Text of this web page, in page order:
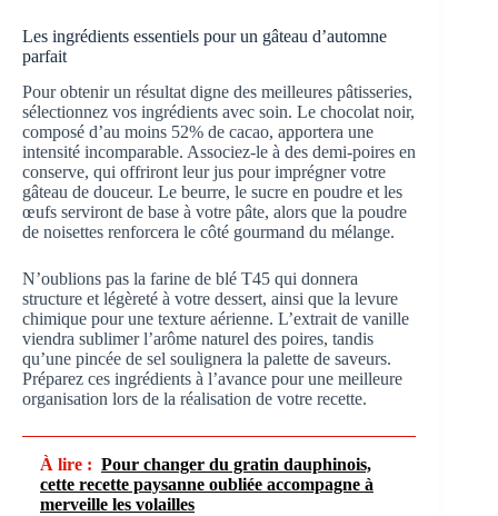
Les ingrédients essentiels pour un gâteau d’automne
parfait
Pour obtenir un résultat digne des meilleures pâtisseries,
sélectionnez vos ingrédients avec soin. Le chocolat noir,
composé d’au moins 52% de cacao, apportera une
intensité incomparable. Associez-le à des demi-poires en
conserve, qui offriront leur jus pour imprégner votre
gâteau de douceur. Le beurre, le sucre en poudre et les
œufs serviront de base à votre pâte, alors que la poudre
de noisettes renforcera le côté gourmand du mélange.
N’oublions pas la farine de blé T45 qui donnera
structure et légèreté à votre dessert, ainsi que la levure
chimique pour une texture aérienne. L’extrait de vanille
viendra sublimer l’arôme naturel des poires, tandis
qu’une pincée de sel soulignera la palette de saveurs.
Préparez ces ingrédients à l’avance pour une meilleure
organisation lors de la réalisation de votre recette.
À lire : Pour changer du gratin dauphinois,
cette recette paysanne oubliée accompagne à
merveille les volailles